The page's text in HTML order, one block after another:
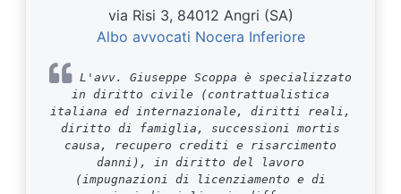
via Risi 3, 84012 Angri (SA)
Albo avvocati Nocera Inferiore
L'avv. Giuseppe Scoppa è specializzato
in diritto civile (contrattualistica
italiana ed internazionale, diritti reali,
diritto di famiglia, successioni mortis
causa, recupero crediti e risarcimento
danni), in diritto del lavoro
(impugnazioni di licenziamento e di